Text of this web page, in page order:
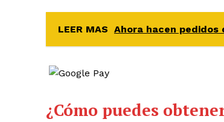
LEER MAS Ahora hacen
¿Cómo puedes